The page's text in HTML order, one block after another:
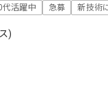
代活躍中 急募 新技術
)